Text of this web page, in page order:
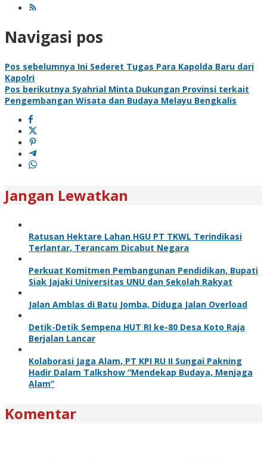
Navigasi pos
Pos sebelumnya Ini Sederet Tugas Para Kapolda Baru dari
Kapolri
Pos berikutnya Syahrial Minta Dukungan Provinsi terkait
Pengembangan Wisata dan Budaya Melayu Bengkalis
Jangan Lewatkan
Ratusan Hektare Lahan HGU PT TKWL Terindikasi
Terlantar, Terancam Dicabut Negara
Perkuat Komitmen Pembangunan Pendidikan, Bupati
Siak Jajaki Universitas UNU dan Sekolah Rakyat
Jalan Amblas di Batu Jomba, Diduga Jalan Overload
Detik-Detik Sempena HUT RI ke-80 Desa Koto Raja
Berjalan Lancar
Kolaborasi Jaga Alam, PT KPI RU II Sungai Pakning
Hadir Dalam Talkshow “Mendekap Budaya, Menjaga
Alam”
Komentar